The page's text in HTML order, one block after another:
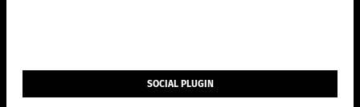
SOCIAL PLUGIN